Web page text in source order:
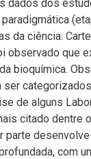
dados dos
da ciência:
observado que
bioquímica.
de alguns
citado dentre
parte
com